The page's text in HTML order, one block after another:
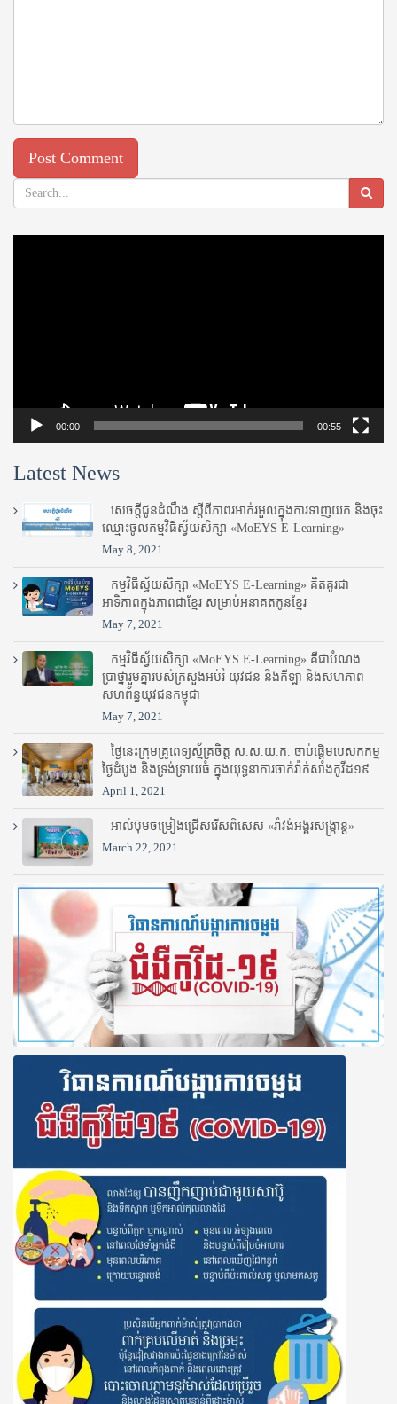
00:00 00:55
Latest News
សេចក្តីជូនដំណឹង ស្តី​ពីភាព​រអាក់រអួល​ក្នុងការ​ទាញ​យក និង​ចុះ​
ឈ្មោះ​ចូល​កម្មវិធី​ស្វ័យសិក្សា «MoEYS E-Learning»
May 8, 2021
កម្មវិធីស្វ័យសិក្សា «MoEYS E-Learning» គិតគូរជា
អាទិភាពក្នុងភាពជាខ្មែរ សម្រាប់អនាគតកូនខ្មែរ
May 7, 2021
កម្មវិធីស្វ័យសិក្សា «MoEYS E-Learning» គឺជាបំណង
ប្រាថ្នារួមគ្នារបស់ក្រសួងអប់រំ​ យុវជន និងកីឡា និងសហភាព
សហព័ន្ធយុវជនកម្ពុជា
May 7, 2021
ថ្ងៃនេះក្រុមគ្រូពេទ្យស្ម័គ្រចិត្ត ស.ស.យ.ក. ចាប់ផ្តើមបេសកកម្ម
ថ្ងៃដំបូង និងទ្រង់ទ្រាយធំ ក្នុងយុទ្ធនាការចាក់វ៉ាក់សាំងកូវីដ១៩
April 1, 2021
អាល់ប៊ុមចម្រៀងជ្រើសរើសពិសេស «រាំវង់អង្គរសង្ក្រាន្ត»
March 22, 2021